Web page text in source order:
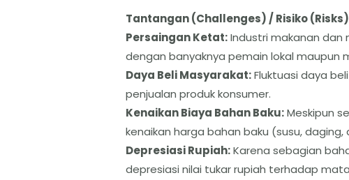
​Tantangan (Challenges) / Risiko
Persaingan Ketat:Industri makanan dan
dengan banyaknya pemain lokal maupun
​Daya Beli Masyarakat:Fluktuasi daya
penjualan produk konsumer.
​Kenaikan Biaya Bahan Baku:Meskipun
kenaikan harga bahan baku (susu,
​Depresiasi Rupiah:Karena sebagian
depresiasi nilai tukar rupiah terhadap